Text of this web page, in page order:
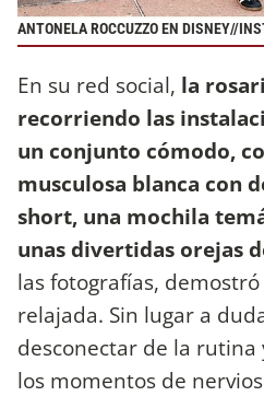
ANTONELA ROCCUZZO EN DISNEY//
En su red social, la
recorriendo las
un conjunto cómodo,
musculosa blanca con
short, una mochila
unas divertidas orejas
las fotografías,
relajada. Sin lugar a
desconectar de la
los momentos de